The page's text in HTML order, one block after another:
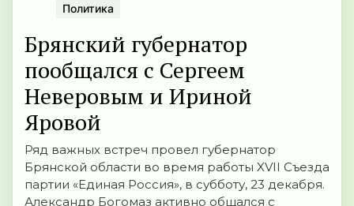
Политика
Брянский губернатор
пообщался с Сергеем
Неверовым и Ириной
Яровой
Ряд важных встреч провел губернатор
Брянской области во время работы XVII Съезда
партии «Единая Россия», в субботу, 23 декабря.
Александр Богомаз активно общался с